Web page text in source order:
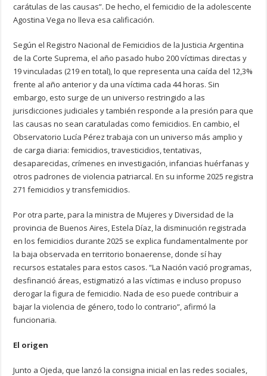
carátulas de las causas”. De hecho, el femicidio de la adolescente
Agostina Vega no lleva esa calificación.
Según el Registro Nacional de Femicidios de la Justicia Argentina
de la Corte Suprema, el año pasado hubo 200 víctimas directas y
19 vinculadas (219 en total), lo que representa una caída del 12,3%
frente al año anterior y da una víctima cada 44 horas. Sin
embargo, esto surge de un universo restringido a las
jurisdicciones judiciales y también responde a la presión para que
las causas no sean caratuladas como femicidios. En cambio, el
Observatorio Lucía Pérez trabaja con un universo más amplio y
de carga diaria: femicidios, travesticidios, tentativas,
desaparecidas, crímenes en investigación, infancias huérfanas y
otros padrones de violencia patriarcal. En su informe 2025 registra
271 femicidios y transfemicidios.
Por otra parte, para la ministra de Mujeres y Diversidad de la
provincia de Buenos Aires, Estela Díaz, la disminución registrada
en los femicidios durante 2025 se explica fundamentalmente por
la baja observada en territorio bonaerense, donde sí hay
recursos estatales para estos casos. “La Nación vació programas,
desfinanció áreas, estigmatizó a las víctimas e incluso propuso
derogar la figura de femicidio. Nada de eso puede contribuir a
bajar la violencia de género, todo lo contrario”, afirmó la
funcionaria.
El origen
Junto a Ojeda, que lanzó la consigna inicial en las redes sociales,